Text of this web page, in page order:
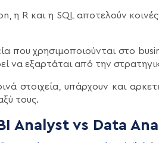
η R και η SQL αποτελούν
που χρησιμοποιούνται στο
να εξαρτάται από την
στοιχεία, υπάρχουν και
τους.
Analyst vs Data